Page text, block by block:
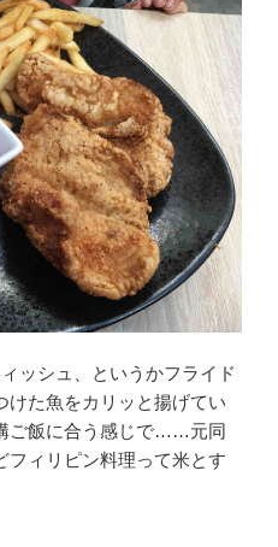
ッシュ、というかフライド
けた魚をカリッと揚げてい
ご飯に合う感じで……元同
フィリピン料理って米とす